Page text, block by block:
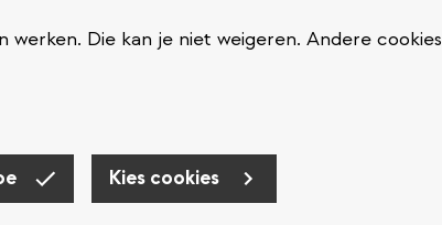
Die kan je niet weigeren. Andere cookies
Kies cookies